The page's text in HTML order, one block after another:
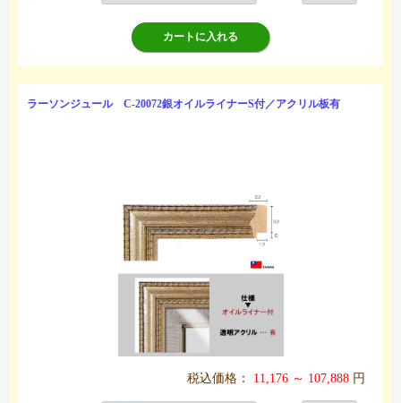
カートに入れる
ラーソンジュール C-20072銀オイルライナーS付／アクリル板有
税込価格： 11,176 ～ 107,888 円